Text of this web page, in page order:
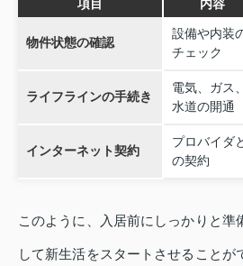
項目 内容
物件状態の確認
設備や内装
チェック
ライフラインの手続き
電気、ガス、
水道の開通
インターネット契約
プロバイダ
の契約
このように、入居前にしっかりと準
して新生活をスタートさせることが